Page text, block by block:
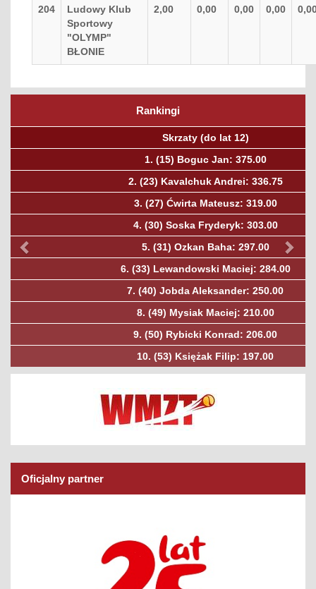
204
Ludowy Klub
Sportowy
"OLYMP"
BŁONIE
2,00 0,00 0,00 0,00
Rankingi
Skrzaty (do lat 12)
Boguc Jan: 375.00
Kavalchuk Andrei: 336.75
Ćwirta Mateusz: 319.00
Soska Fryderyk: 303.00
Ozkan Baha: 297.00
Lewandowski Maciej: 284.00
Jobda Aleksander: 250.00
Mysiak Maciej: 210.00
Rybicki Konrad: 206.00
Księżak Filip: 197.00
Oficjalny partner